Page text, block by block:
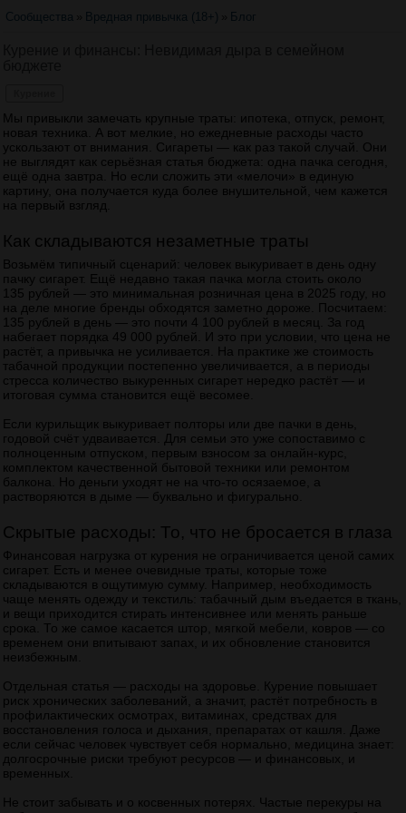
Сообщества Вредная привычка (18+) Блог
Мы привыкли замечать крупные траты: ипотека, отпуск, ремонт,
новая техника. А вот мелкие, но ежедневные расходы часто
ускользают от внимания. Сигареты — как раз такой случай. Они
не выглядят как серьёзная статья бюджета: одна пачка сегодня,
ещё одна завтра. Но если сложить эти «мелочи» в единую
картину, она получается куда более внушительной, чем кажется
на первый взгляд.
Как складываются незаметные траты
Возьмём типичный сценарий: человек выкуривает в день одну
пачку сигарет. Ещё недавно такая пачка могла стоить около
135 рублей — это минимальная розничная цена в 2025 году, но
на деле многие бренды обходятся заметно дороже. Посчитаем:
135 рублей в день — это почти 4 100 рублей в месяц. За год
набегает порядка 49 000 рублей. И это при условии, что цена не
растёт, а привычка не усиливается. На практике же стоимость
табачной продукции постепенно увеличивается, а в периоды
стресса количество выкуренных сигарет нередко растёт — и
итоговая сумма становится ещё весомее.
Если курильщик выкуривает полторы или две пачки в день,
годовой счёт удваивается. Для семьи это уже сопоставимо с
полноценным отпуском, первым взносом за онлайн‑курс,
комплектом качественной бытовой техники или ремонтом
балкона. Но деньги уходят не на что-то осязаемое, а
растворяются в дыме — буквально и фигурально.
Скрытые расходы: То, что не бросается в глаза
Финансовая нагрузка от курения не ограничивается ценой самих
сигарет. Есть и менее очевидные траты, которые тоже
складываются в ощутимую сумму. Например, необходимость
чаще менять одежду и текстиль: табачный дым въедается в ткань,
и вещи приходится стирать интенсивнее или менять раньше
срока. То же самое касается штор, мягкой мебели, ковров — со
временем они впитывают запах, и их обновление становится
неизбежным.
Отдельная статья — расходы на здоровье. Курение повышает
риск хронических заболеваний, а значит, растёт потребность в
профилактических осмотрах, витаминах, средствах для
восстановления голоса и дыхания, препаратах от кашля. Даже
если сейчас человек чувствует себя нормально, медицина знает:
долгосрочные риски требуют ресурсов — и финансовых, и
временных.
Не стоит забывать и о косвенных потерях. Частые перекуры на